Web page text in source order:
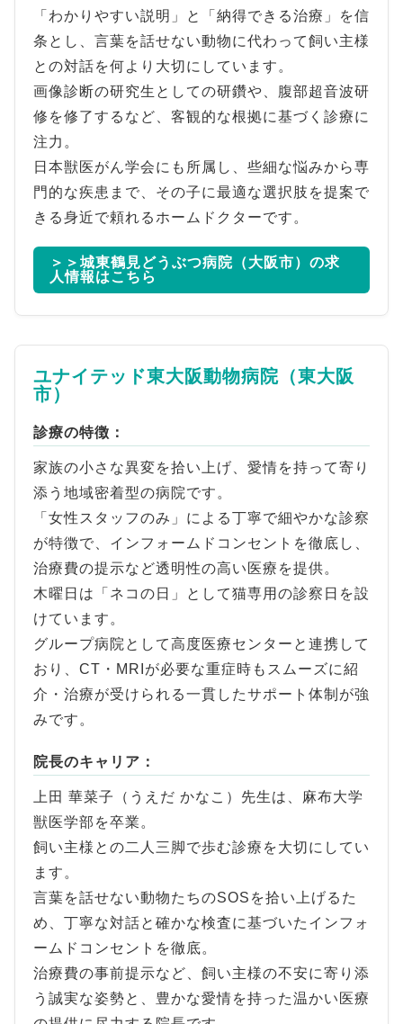
「わかりやすい説明」と「納得できる治療」を信
条とし、言葉を話せない動物に代わって飼い主様
との対話を何より大切にしています。
画像診断の研究生としての研鑽や、腹部超音波研
修を修了するなど、客観的な根拠に基づく診療に
注力。
日本獣医がん学会にも所属し、些細な悩みから専
門的な疾患まで、その子に最適な選択肢を提案で
きる身近で頼れるホームドクターです。
＞＞城東鶴見どうぶつ病院（大阪市）の求
人情報はこちら
ユナイテッド東大阪動物病院（東大阪
市）
診療の特徴：
家族の小さな異変を拾い上げ、愛情を持って寄り
添う地域密着型の病院です。
「女性スタッフのみ」による丁寧で細やかな診察
が特徴で、インフォームドコンセントを徹底し、
治療費の提示など透明性の高い医療を提供。
木曜日は「ネコの日」として猫専用の診察日を設
けています。
グループ病院として高度医療センターと連携して
おり、CT・MRIが必要な重症時もスムーズに紹
介・治療が受けられる一貫したサポート体制が強
みです。
院長のキャリア：
上田 華菜子（うえだ かなこ）先生は、麻布大学
獣医学部を卒業。
飼い主様との二人三脚で歩む診療を大切にしてい
ます。
言葉を話せない動物たちのSOSを拾い上げるた
め、丁寧な対話と確かな検査に基づいたインフォ
ームドコンセントを徹底。
治療費の事前提示など、飼い主様の不安に寄り添
う誠実な姿勢と、豊かな愛情を持った温かい医療